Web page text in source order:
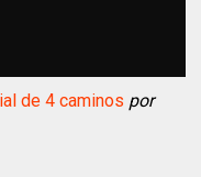
de 4 caminos por